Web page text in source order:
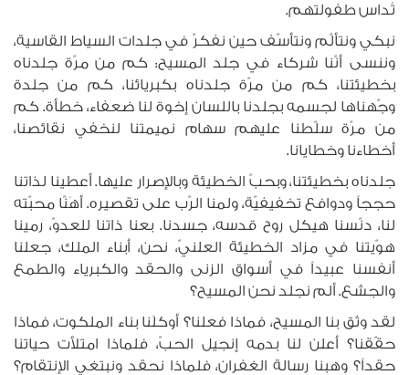
تُداس طفولتهم.
نبكي ونتألّم ونتأسّف حين نفكرّ في جلدات السياط القاسية،
وننسى أنّنا شركاء في جلد المسيح: كم من مرّة جلدناه
بخطيئتنا، كم من مرّة جلدناه بكبريائنا، كم من جلدة
وجّهناها لجسمه بجلدنا باللسان إخوة لنا ضعفاء، خطأة. كم
من مرّة سلّطنا عليهم سهام نميمتنا لنخفي نقائصنا،
أخطاءنا وخطايانا.
جلدناه بخطيئتنا، وبحبّ الخطيئة وبالإصرار عليها. أعطينا لذاتنا
حججاً ودوافع تخفيفيّة، ولمنا الرّب على تقصيره. أهَنّا محبّته
لنا، دنّسنا هيكل روح قدسه، جسدنا. بعنا ذاتنا للعدوّ، رمينا
هوّيتنا في مزاد الخطيئة العلنيّ، نحن، أبناء الملك، جعلنا
أنفسنا عبيداً في أسواق الزنى والحقد والكبرياء والطمع
والجشع. ألم نجلد نحن المسيح؟
لقد وثق بنا المسيح، فماذا فعلنا؟ أوكلَنا بناء الملكوت، فماذا
حقّقنا؟ أعلن لنا بدمه إنجيل الحبّ، فلماذا امتلأت حياتنا
حقداً؟ وهبنا رسالة الغفران، فلماذا نحقد ونبتغي الإنتقام؟